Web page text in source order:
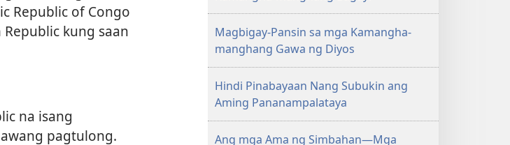
Republic of Congo
kung saan
na isang
pagtulong.
—
PARA
SA
PAG-
AARAL
Abril 15,
2001
Magbigay-Pansin sa mga Kamangha-
manghang Gawa ng Diyos
Hindi Pinabayaan Nang Subukin ang
Aming Pananampalataya
Ang mga Ama ng Simbahan—Mga